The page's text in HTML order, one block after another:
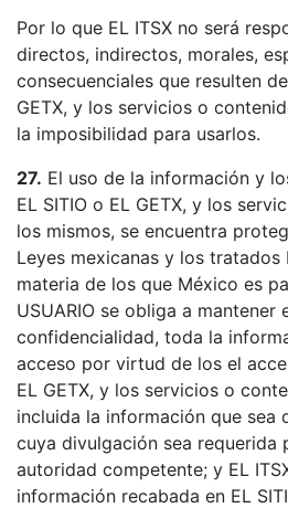
Por lo que EL ITSX no será
directos, indirectos, morales,
consecuenciales que resulten
GETX, y los servicios o
la imposibilidad para usarlos.
27. El uso de la información y
EL SITIO o EL GETX, y los
los mismos, se encuentra
Leyes mexicanas y los tratados
materia de los que México es
USUARIO se obliga a mantener
confidencialidad, toda la
acceso por virtud de los el
EL GETX, y los servicios o
incluida la información que sea
cuya divulgación sea requerida
autoridad competente; y EL
información recabada en EL